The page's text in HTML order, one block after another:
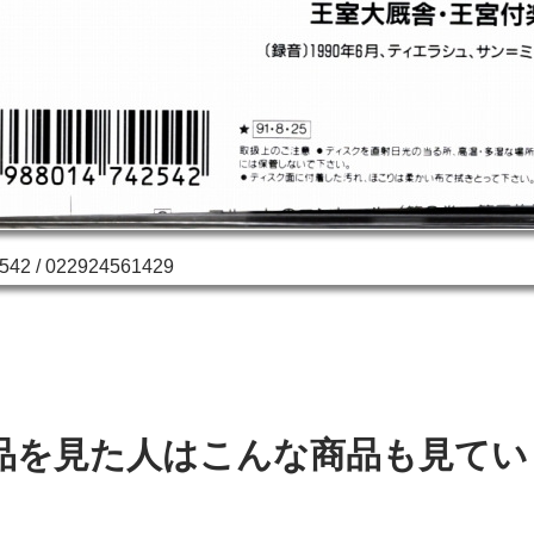
を見た人はこんな商品も見て